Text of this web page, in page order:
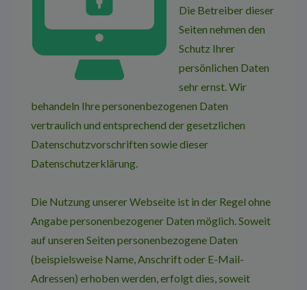
Die Betreiber dieser
Seiten nehmen den
Schutz Ihrer
persönlichen Daten
sehr ernst. Wir
behandeln Ihre personenbezogenen Daten
vertraulich und entsprechend der gesetzlichen
Datenschutzvorschriften sowie dieser
Datenschutzerklärung.
Die Nutzung unserer Webseite ist in der Regel ohne
Angabe personenbezogener Daten möglich. Soweit
auf unseren Seiten personenbezogene Daten
(beispielsweise Name, Anschrift oder E-Mail-
Adressen) erhoben werden, erfolgt dies, soweit